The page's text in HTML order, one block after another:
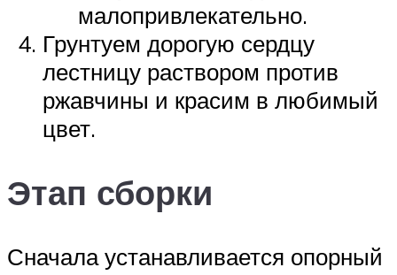
малопривлекательно.
Грунтуем дорогую сердцу
лестницу раствором против
ржавчины и красим в любимый
цвет.
Этап сборки
Сначала устанавливается опорный